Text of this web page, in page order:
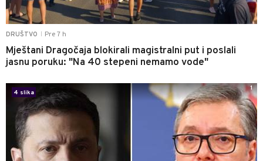
DRUŠTVO Pre 7 h
Mještani Dragočaja blokirali magistralni put i poslali
jasnu poruku: "Na 40 stepeni nemamo vode"
4 slika
1